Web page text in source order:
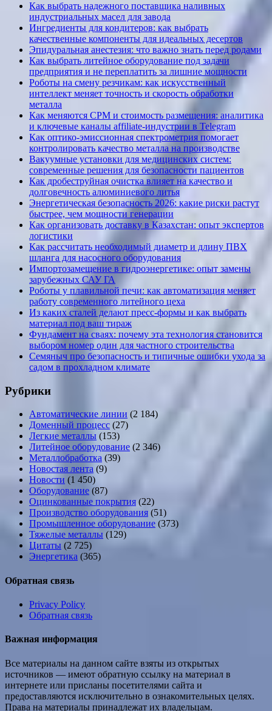
Как выбрать надежного поставщика наливных
индустриальных масел для завода
Ингредиенты для кондитеров: как выбрать
качественные компоненты для идеальных десертов
Эпидуральная анестезия: что важно знать перед родами
Как выбрать литейное оборудование под задачи
предприятия и не переплатить за лишние мощности
Роботы на смену резчикам: как искусственный
интеллект меняет точность и скорость обработки
металла
Как меняются CPM и стоимость размещения: аналитика
и ключевые каналы affiliate-индустрии в Telegram
Как оптико-эмиссионная спектрометрия помогает
контролировать качество металла на производстве
Вакуумные установки для медицинских систем:
современные решения для безопасности пациентов
Как дробеструйная очистка влияет на качество и
долговечность алюминиевого литья
Энергетическая безопасность 2026: какие риски растут
быстрее, чем мощности генерации
Как организовать доставку в Казахстан: опыт экспертов
логистики
Как рассчитать необходимый диаметр и длину ПВХ
шланга для насосного оборудования
Импортозамещение в гидроэнергетике: опыт замены
зарубежных САУ ГА
Роботы у плавильной печи: как автоматизация меняет
работу современного литейного цеха
Из каких сталей делают пресс-формы и как выбрать
материал под ваш тираж
Фундамент на сваях: почему эта технология становится
выбором номер один для частного строительства
Семяныч про безопасность и типичные ошибки ухода за
садом в прохладном климате
Рубрики
Автоматические линии (2 184)
Доменный процесс (27)
Легкие металлы (153)
Литейное оборудование (2 346)
Металлобработка (39)
Новостая лента (9)
Новости (1 450)
Оборудование (87)
Оцинкованные покрытия (22)
Производство оборудования (51)
Промышленное оборудование (373)
Тяжелые металлы (129)
Цитаты (2 725)
Энергетика (365)
Обратная связь
Privacy Policy
Обратная связь
Важная информация
Все материалы на данном сайте взяты из открытых
источников — имеют обратную ссылку на материал в
интернете или присланы посетителями сайта и
предоставляются исключительно в ознакомительных целях.
Права на материалы принадлежат их владельцам.